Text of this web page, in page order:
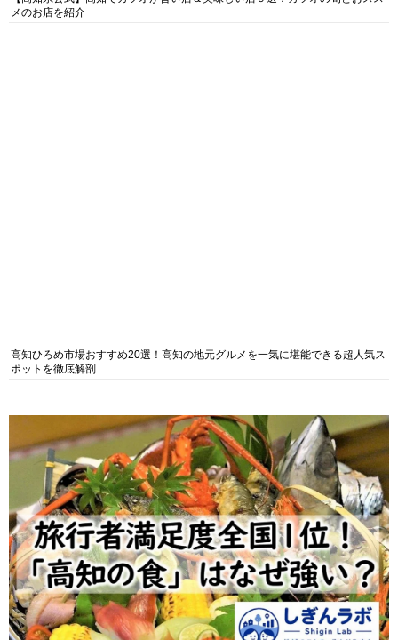
メのお店を紹介
高知ひろめ市場おすすめ20選！高知の地元グルメを一気に堪能できる超人気ス
ポットを徹底解剖